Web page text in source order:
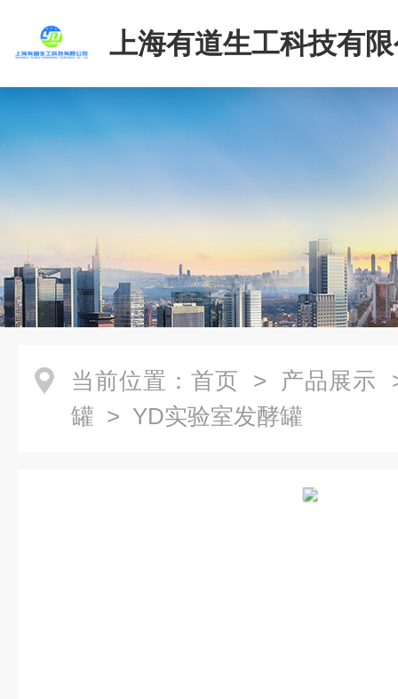
上海有道生工科技有
当前位置： 首页 > 产品展示
罐 > YD实验室发酵罐